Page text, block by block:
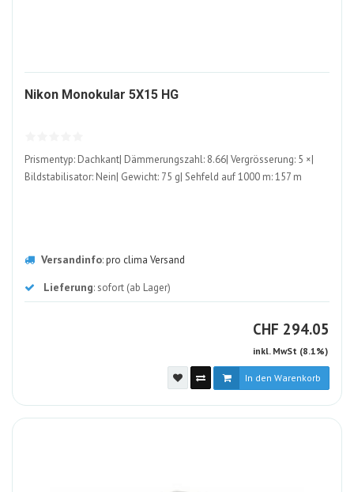
Nikon Monokular 5X15 HG1362147-
Prismentyp: Dachkant| Dämmerungszahl: 8.66| Vergrösserung: 5 ×|
Bildstabilisator: Nein| Gewicht: 75 g| Sehfeld auf 1000 m: 157 m
Versandinfo:pro clima Versand
Lieferung: sofort (ab Lager)
CHF CHF
294.05
inkl. MwSt (8.1%)
In den Warenkorb